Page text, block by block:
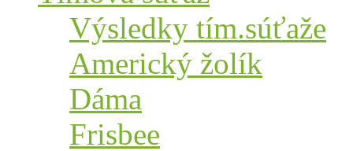
Výsledky tím.súťaže
Americký žolík
Dáma
Frisbee